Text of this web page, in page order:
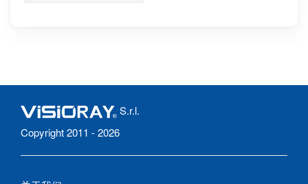
S.r.l.
Copyright 2011 - 2026